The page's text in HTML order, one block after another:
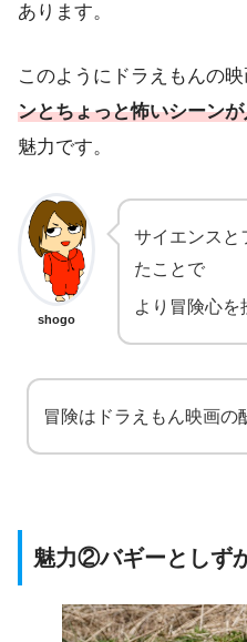
あります。
このようにドラえもんの映
ンとちょっと怖いシーン
魅力です。
shogo
サイエンスと
たことで
より冒険心を
冒険はドラえもん映画の
魅力②バギーとしず